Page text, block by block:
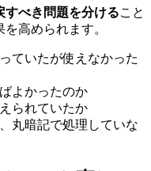
すべき問題を分けること
高められます。
ていたが使えなかった
よかったのか
られていたか
丸暗記で処理していな